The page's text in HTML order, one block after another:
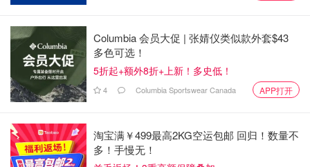
Columbia 会员大促 | 张婧仪类似款外套$43
多色可选！
5折起+额外8折+上新！多史低！
4 Columbia Sportswear Canada APP打开
淘宝满￥499最高2KG空运包邮 回归！数量不
多！手慢无！